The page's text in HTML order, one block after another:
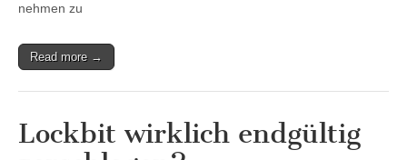
nehmen zu
Read more →
Lockbit wirklich endgültig